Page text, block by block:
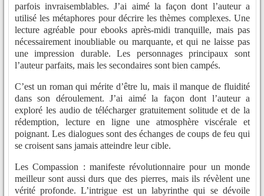
parfois invraisemblables. J’ai aimé la façon dont l’auteur a
utilisé les métaphores pour décrire les thèmes complexes. Une
lecture agréable pour ebooks après-midi tranquille, mais pas
nécessairement inoubliable ou marquante, et qui ne laisse pas
une impression durable. Les personnages principaux sont
l’auteur parfaits, mais les secondaires sont bien campés.
C’est un roman qui mérite d’être lu, mais il manque de fluidité
dans son déroulement. J’ai aimé la façon dont l’auteur a
exploré les audio de télécharger gratuitement solitude et de la
rédemption, lecture en ligne une atmosphère viscérale et
poignant. Les dialogues sont des échanges de coups de feu qui
se croisent sans jamais atteindre leur cible.
Les Compassion : manifeste révolutionnaire pour un monde
meilleur sont aussi durs que des pierres, mais ils révèlent une
vérité profonde. L’intrigue est un labyrinthe qui se dévoile